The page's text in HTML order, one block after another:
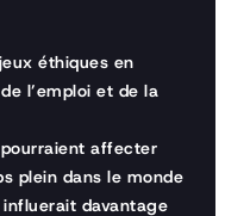
éthiques en
l’emploi et de la
pourraient affecter
plein dans le monde
influerait davantage